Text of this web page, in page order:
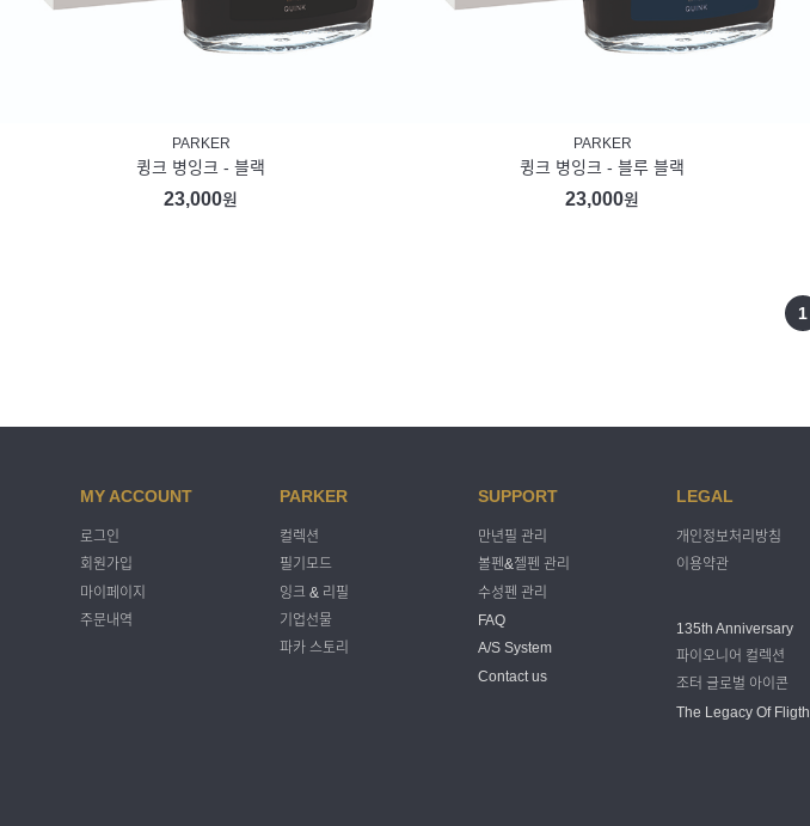
PARKER
큉크 병잉크 - 블랙
23,000원
PARKER
큉크 병잉크 - 블루 블랙
23,000원
1
MY ACCOUNT
로그인
회원가입
마이페이지
주문내역
PARKER
컬렉션
필기모드
잉크 & 리필
기업선물
파카 스토리
SUPPORT
만년필 관리
볼펜&젤펜 관리
수성펜 관리
FAQ
A/S System
Contact us
LEGAL
개인정보처리방침
이용약관
135th Anniversary
파이오니어 컬렉션
조터 글로벌 아이콘
The Legacy Of Fligth